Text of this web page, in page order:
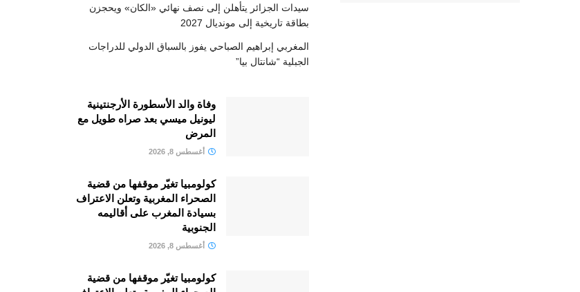
سيدات الجزائر يتأهلن إلى نصف نهائي «الكان» ويحجزن
بطاقة تاريخية إلى مونديال 2027
المغربي إبراهيم الصباحي يفوز بالسباق الدولي للدراجات
الجبلية “شانتال بيا”
وفاة والد الأسطورة الأرجنتينية
ليونيل ميسي بعد صراه طويل مع
المرض
أغسطس 8, 2026
كولومبيا تغيّر موقفها من قضية
الصحراء المغربية وتعلن الاعتراف
بسيادة المغرب على أقاليمه
الجنوبية
أغسطس 8, 2026
كولومبيا تغيّر موقفها من قضية